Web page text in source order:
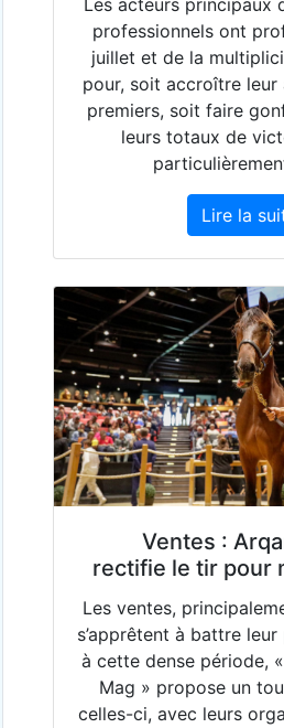
Les acteurs principaux
professionnels ont
juillet et de la
pour, soit accroître leur
premiers, soit faire
leurs totaux de
Lire la
Ventes :
rectifie le tir pour
Les ventes,
s’apprêtent à battre
à cette dense période,
Mag » propose un
celles-ci, avec leurs